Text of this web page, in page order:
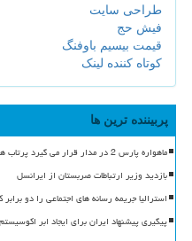
طراحی سایت
فیش حج
قیمت بیسیم باوفنگ
کوتاه کننده لینک
پربیننده ترین ها
ماهواره پارس 2 در مدار قرار می گیرد پرتاب های منظومه سلیمانی در1405
بازدید وزیر ارتباطات صربستان از ایرانسل
استرالیا جریمه رسانه های اجتماعی را دو برابر
پیگیری پیشنهاد ایران برای ایجاد ابر